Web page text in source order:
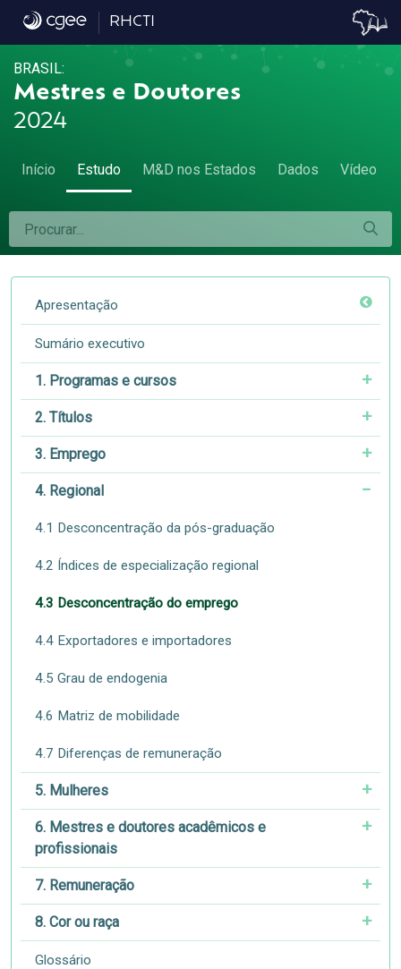
4.3 Desconcentração do emprego - 4.3
RHCTI
BRASIL:
Mestres e Doutores
2024
Início Estudo M&D nos Estados Dados Vídeo
Apresentação
Sumário executivo
1. Programas e cursos
2. Títulos
3. Emprego
4. Regional
4.1 Desconcentração da pós-graduação
4.2 Índices de especialização regional
4.3 Desconcentração do emprego
4.4 Exportadores e importadores
4.5 Grau de endogenia
4.6 Matriz de mobilidade
4.7 Diferenças de remuneração
5. Mulheres
6. Mestres e doutores acadêmicos e
profissionais
7. Remuneração
8. Cor ou raça
Glossário